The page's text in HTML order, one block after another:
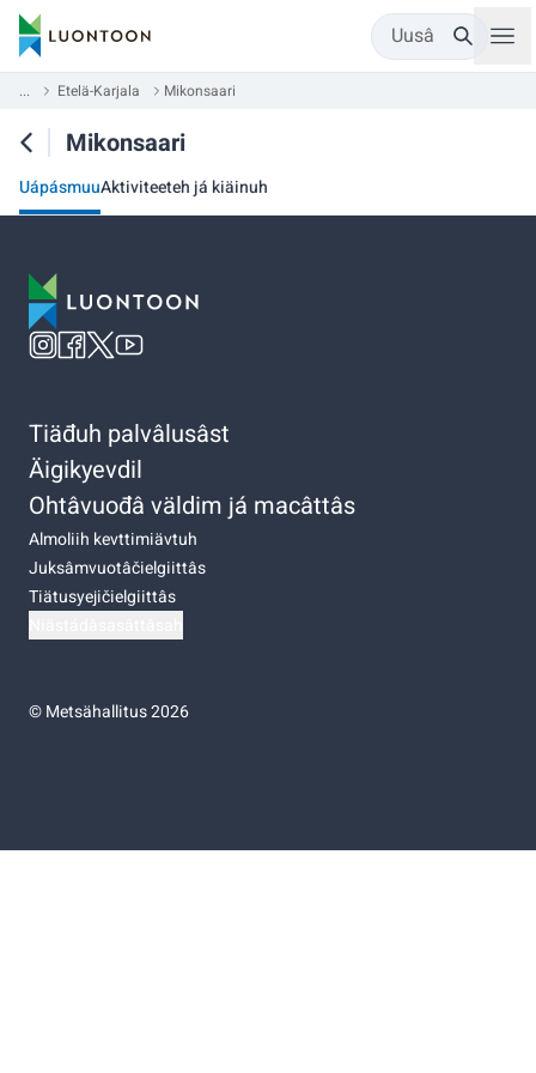
Uusâ
... Etelä-Karjala Mikonsaari
Mikonsaari
UápásmuuAktiviteeteh já kiäinuh
Tiäđuh palvâlusâst
Äigikyevdil
Ohtâvuođâ väldim já macâttâs
Almoliih kevttimiävtuh
Juksâmvuotâčielgiittâs
Tiätusyejičielgiittâs
©Metsähallitus 2026